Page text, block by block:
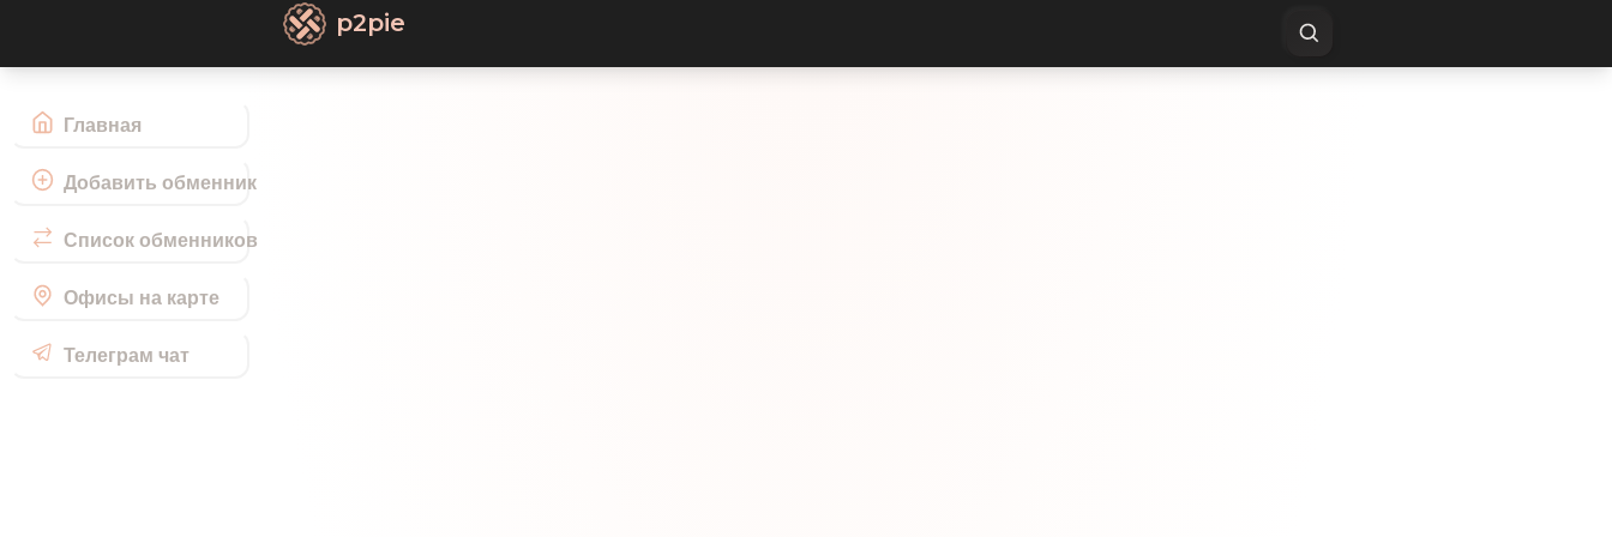
Главная
Добавить обменник
Список обменников
Офисы на карте
Телеграм чат
p2pie